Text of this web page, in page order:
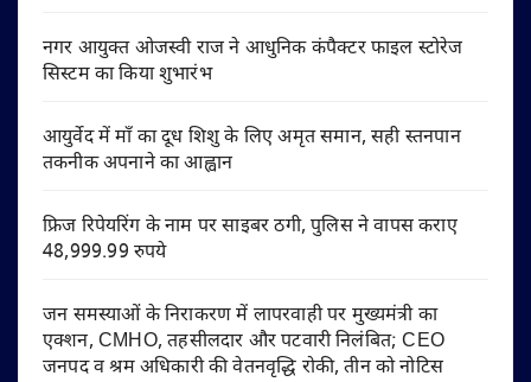
नगर आयुक्त ओजस्वी राज ने आधुनिक कंपैक्टर फाइल स्टोरेज
सिस्टम का किया शुभारंभ
आयुर्वेद में माँ का दूध शिशु के लिए अमृत समान, सही स्तनपान
तकनीक अपनाने का आह्वान
फ्रिज रिपेयरिंग के नाम पर साइबर ठगी, पुलिस ने वापस कराए
48,999.99 रुपये
जन समस्याओं के निराकरण में लापरवाही पर मुख्यमंत्री का
एक्शन, CMHO, तहसीलदार और पटवारी निलंबित; CEO
जनपद व श्रम अधिकारी की वेतनवृद्धि रोकी, तीन को नोटिस